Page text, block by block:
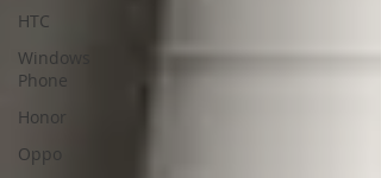
HTC
Windows
Phone
Honor
Oppo